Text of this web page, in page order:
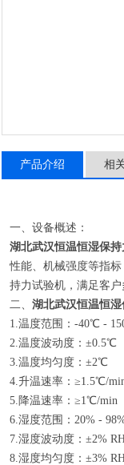
产品介绍 相
一、设备概述：
湖北武汉恒温恒湿保
性能、机械强度等指
持力试验机，满足客
二、 湖北武汉恒温恒
1.温度范围：-40℃ -
2.温度波动度：±0.5℃
3.温度均匀度：±2℃
4.升温速率：≥1.5℃/
5.降温速率：≥1℃/min
6.湿度范围：20% -
7.湿度波动度：±2%
8.湿度均匀度：±3%